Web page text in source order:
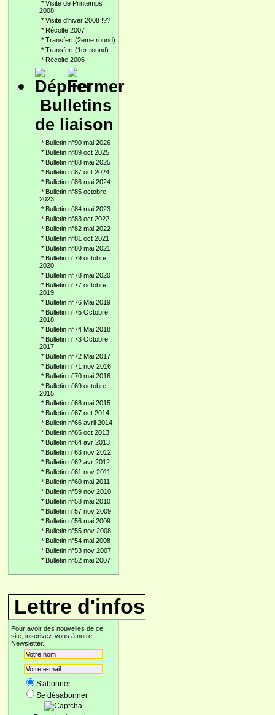
* Visite de Printemps
2008
* Visite d'hiver 2008 !??
* Récolte 2007
* Transfert (2ème round)
* Transfert (1er round)
* Récolte 2006
Bulletins
de liaison
* Bulletin n°90 mai 2026
* Bulletin n°89 oct 2025
* Bulletin n°88 mai 2025
* Bulletin n°87 oct 2024
* Bulletin n°86 mai 2024
* Bulletin n°85 octobre
2023
* Bulletin n°84 mai 2023
* Bulletin n°83 oct 2022
* Bulletin n°82 mai 2022
* Bulletin n°81 oct 2021
* Bulletin n°80 mai 2021
* Bulletin n°79 octobre
2020
* Bulletin n°78 mai 2020
* Bulletin n°77 octobre
2019
* Bulletin n°76 Mai 2019
* Bulletin n°75 Octobre
2018
* Bulletin n°74 Mai 2018
* Bulletin n°73 Octobre
2017
* Bulletin n°72 Mai 2017
* Bulletin n°71 nov 2016
* Bulletin n°70 mai 2016
* Bulletin n°69 octobre
2015
* Bulletin n°68 mai 2015
* Bulletin n°67 oct 2014
* Bulletin n°66 avril 2014
* Bulletin n°65 oct 2013
* Bulletin n°64 avr 2013
* Bulletin n°63 nov 2012
* Bulletin n°62 avr 2012
* Bulletin n°61 nov 2011
* Bulletin n°60 mai 2011
* Bulletin n°59 nov 2010
* Bulletin n°58 mai 2010
* Bulletin n°57 nov 2009
* Bulletin n°56 mai 2009
* Bulletin n°55 nov 2008
* Bulletin n°54 mai 2008
* Bulletin n°53 nov 2007
* Bulletin n°52 mai 2007
Lettre d'infos
Pour avoir des nouvelles de ce
site, inscrivez-vous à notre
Newsletter.
S'abonner
Se désabonner